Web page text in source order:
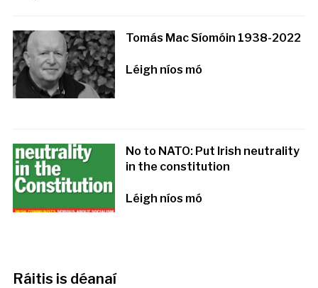
Tomás Mac Síomóin 1938-2022
Léigh níos mó
No to NATO: Put Irish neutrality
in the constitution
Léigh níos mó
Ráitis is déanaí